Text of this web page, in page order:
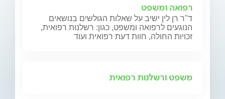
רפואה ומשפט
ד"ר רן לין ישיב על שאלות הגולשים בנושאים
הנוגעים לרפואה ומשפט, כגון: רשלנות רפואית,
זכויות החולה, חוות דעת רפואית ועוד
משפט ורשלנות רפואית